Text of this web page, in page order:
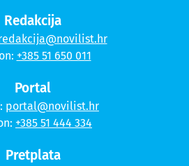
Redakcija
+385 51 650 011
Portal
portal@novilist.hr
+385 51 444 334
Pretplata